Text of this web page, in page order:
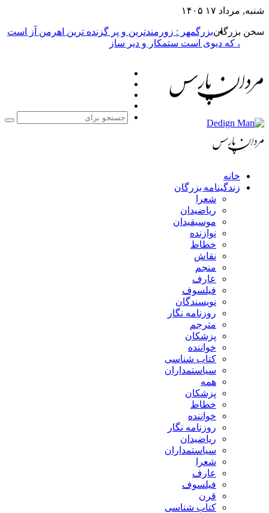
شنبه, مرداد ۱۷ ۱۴۰۵
سخن بزرگانبزرگمهر : زورمندترین و پر گزنده ترین اهرمن آز است
، که دیوی است ستمکار و دیر ساز
خانه
زندگینامه بزرگان
شعرا
ریاضیدان
موسیقیدان
نوازنده
خطاط
نقاش
منجم
عارف
فیلسوف
نویسندگان
روزنامه نگار
مترجم
پزشکان
خواننده
کتاب شناسی
سیاستمداران
همه
پزشکان
خطاط
خواننده
روزنامه نگار
ریاضیدان
سیاستمداران
شعرا
عارف
فیلسوف
قرن
کتاب شناسی